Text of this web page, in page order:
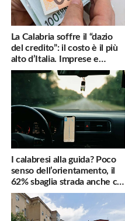
La Calabria soffre il “dazio
del credito”: il costo è il più
alto d’Italia. Imprese e
famiglie penalizzate
I calabresi alla guida? Poco
senso dell’orientamento, il
62% sbaglia strada anche col
navigatore